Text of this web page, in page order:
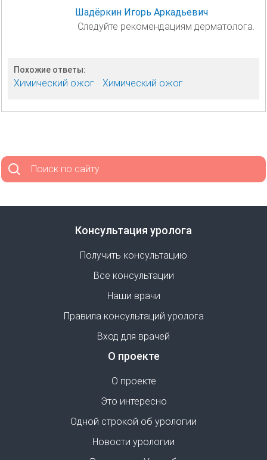
Шадёркин Игорь Аркадьевич
Следуйте рекомендациям дерматолога.
Похожие ответы:
Химический ожог Химический ожог
Поиск по сайту
Консультация уролога
Получить консультацию
Все консультации
Наши врачи
Правила консультаций уролога
Вход для врачей
О проекте
О проекте
Это интересно
Одной строкой об урологии
Новости урологии